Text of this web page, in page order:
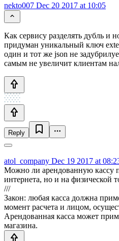
nekto007 Dec 20 2017 at 10:05
Как сервису разделять дубль и
придуман уникальный ключ
один и тот же json не
самым не увеличит клиентам
Reply
atol_company Dec 19 2017 at
Можно ли арендованную кассу
интернета, но и на физической
///
Закон: любая касса должна
момент расчета и лицом,
Арендованная касса может
магазина.